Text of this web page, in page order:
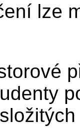
lze